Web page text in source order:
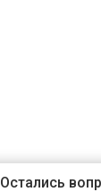
Остались